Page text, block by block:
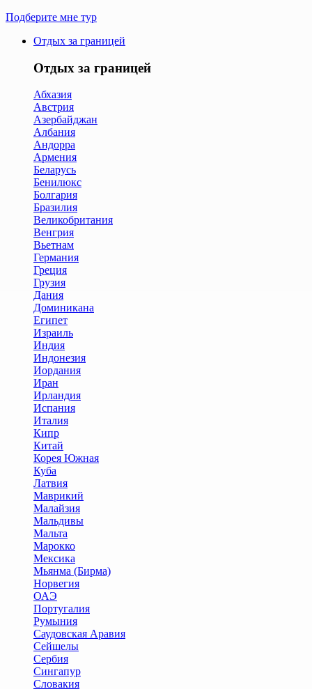
Подберите мне тур
Отдых за границей
Отдых за границей
Абхазия
Австрия
Азербайджан
Албания
Андорра
Армения
Беларусь
Бенилюкс
Болгария
Бразилия
Великобритания
Венгрия
Вьетнам
Германия
Греция
Грузия
Дания
Доминикана
Египет
Израиль
Индия
Индонезия
Иордания
Иран
Ирландия
Испания
Италия
Кипр
Китай
Корея Южная
Куба
Латвия
Маврикий
Малайзия
Мальдивы
Мальта
Марокко
Мексика
Мьянма (Бирма)
Норвегия
ОАЭ
Португалия
Румыния
Саудовская Аравия
Сейшелы
Сербия
Сингапур
Словакия